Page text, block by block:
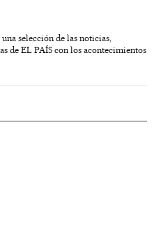
selección de las noticias,
de EL PAÍS con los acontecimientos